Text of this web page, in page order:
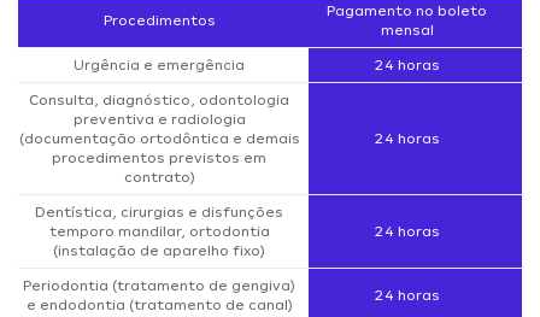
Procedimentos
Pagamento no boleto
mensal
Urgência e emergência 24 horas
Consulta, diagnóstico, odontologia
preventiva e radiologia
(documentação ortodôntica e demais
procedimentos previstos em
contrato)
24 horas
Dentística, cirurgias e disfunções
temporo mandilar, ortodontia
(instalação de aparelho fixo)
24 horas
Periodontia (tratamento de gengiva)
e endodontia (tratamento de canal)
24 horas